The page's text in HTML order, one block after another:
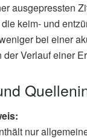
ausgepressten
keim- und
bei einer
Verlauf einer
nur